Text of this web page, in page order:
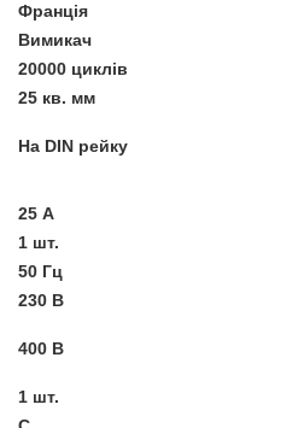
Франція
Вимикач
20000 циклів
25 кв. мм
На DIN рейку
25 А
1 шт.
50 Гц
230 В
400 В
1 шт.